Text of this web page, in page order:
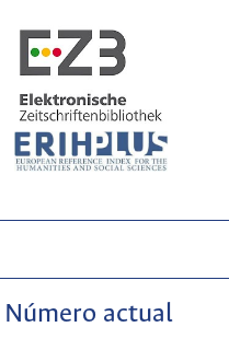
Número actual